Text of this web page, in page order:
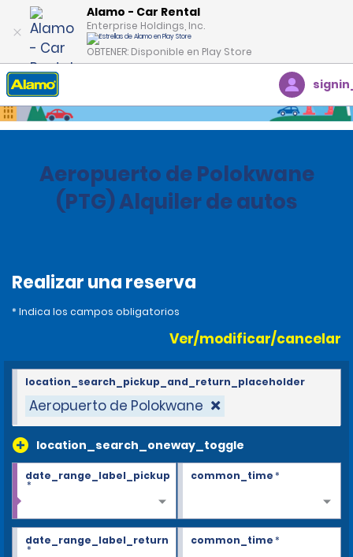
Alamo - Car Rental
Enterprise Holdings, Inc.
OBTENER: Disponible en Play Store
Inicio Oficinas
Aeropuerto de Polokwane
(PTG) Alquiler de autos
Realizar una reserva
* Indica los campos obligatorios
Ver/modificar/cancelar
Aeropuerto de Polokwane
location_search_oneway_toggle
location_search_pickup_and_return_placeholder
date_range_label_pickup
*
common_time*
date_range_label_return
*
common_time*